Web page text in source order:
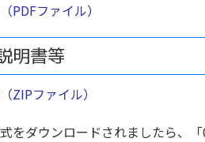
PDFファイル）
明書等
ZIPファイル）
をダウンロードされましたら、